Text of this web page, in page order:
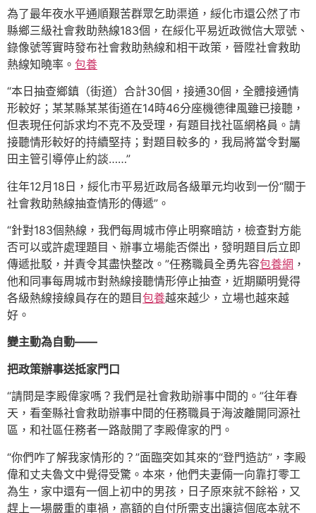
為了最年夜水平通順艱苦群眾乞助渠道，綏化市還公然了市
縣鄉三級社會救助熱線183個，在綏化平易近政微信大眾號、
錄像號等實時發布社會救助熱線和相干政策，晉陞社會救助
熱線知曉率。 包養
“本日抽查鄉鎮（街道）合計30個，接通30個，全體接通情
形較好；某某縣某某街道在14時46分座機德律風雖已接聽，
但表現任何訴求均不克不及受理，有題目找社區網格員。請
接聽情形較好的持續堅持；對題目較多的，我局將當令對屬
田主管引導停止約談……”
往年12月18日，綏化市平易近政局各級單元均收到一份“關于
社會救助熱線抽查情形的傳遞”。
“針對183個熱線，我們每周城市停止明察暗訪，檢查對方能
否可以或許處理題目、辦事立場能否傑出，發明題目后立即
傳遞批駁，并責令其盡快整改。”任務職員全勇先容包養網 ，
他和同事每周城市對熱線接聽情形停止抽查，近期顯明覺得
各級熱線接線員存在的題目包養越來越少，立場也越來越
好。
變主動為自動——
把政策辦事送抵家門口
“請問是李殿偉家嗎？我們是社會救助辦事中間的。”往年春
天，看奎縣社會救助辦事中間的任務職員于海波離開同源社
區，和社區任務者一路敲開了李殿偉家的門。
“你們咋了解我家情形的？”面臨突如其來的“登門造訪”，李殿
偉和丈夫魯文中覺得受驚。本來，他們夫妻倆一向靠打零工
為生，家中還有一個上初中的男孩，日子原來就不餘裕，又
趕上一場嚴重的車禍，高額的自付所需支出讓這個底本就不